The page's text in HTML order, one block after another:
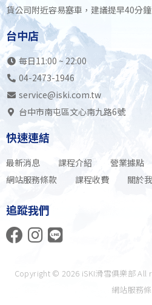
貨公司附近容易塞車，建議提早40分
台中店
每日11:00 ~ 22:00
04-2473-1946
service@iski.com.tw
台中市南屯區文心南九路6號
快速連結
最新消息 課程介紹 營業據點
網站服務條款
課程收費 關於
追蹤我們
Copyright © 2026 iSKI滑雪俱樂部 All
網站服務